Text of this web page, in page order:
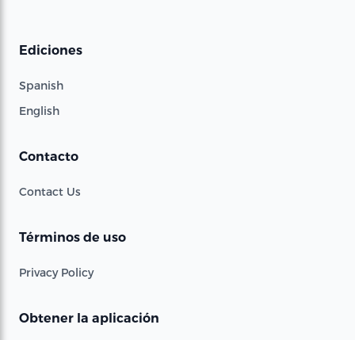
Ediciones
Spanish
English
Contacto
Contact Us
Términos de uso
Privacy Policy
Obtener la aplicación